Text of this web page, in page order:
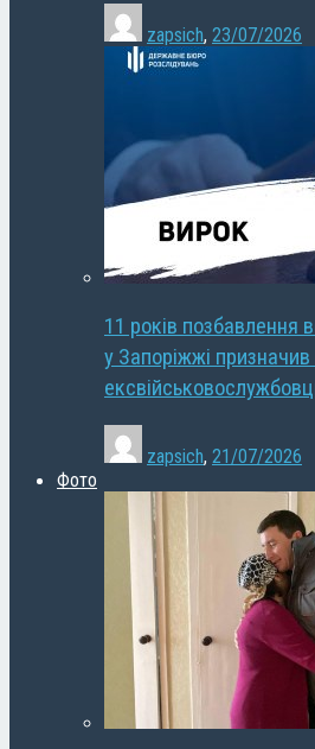
zapsich, 23/07/2026
11 років позбавлення
у Запоріжжі
zapsich, 21/07/2026
Фото